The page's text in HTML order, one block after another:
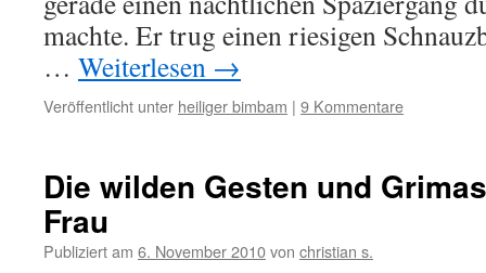
machte. Er trug einen riesigen
… Weiterlesen →
Veröffentlicht unter heiliger bimbam | 9 Kommentare
Die wilden Gesten und
Frau
Publiziert am 6. November 2010von christian s.